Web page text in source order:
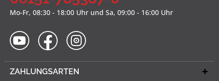
Mo-Fr, 08:30 - 18:00 Uhr und Sa, 09:00 - 16:00 Uhr
ZAHLUNGSARTEN